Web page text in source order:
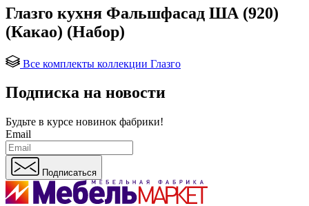
Глазго кухня Фальшфасад ША (920)
(Какао) (Набор)
Все комплекты коллекции Глазго
Подписка на новости
Будьте в курсе новинок фабрики!
Email
Подписаться